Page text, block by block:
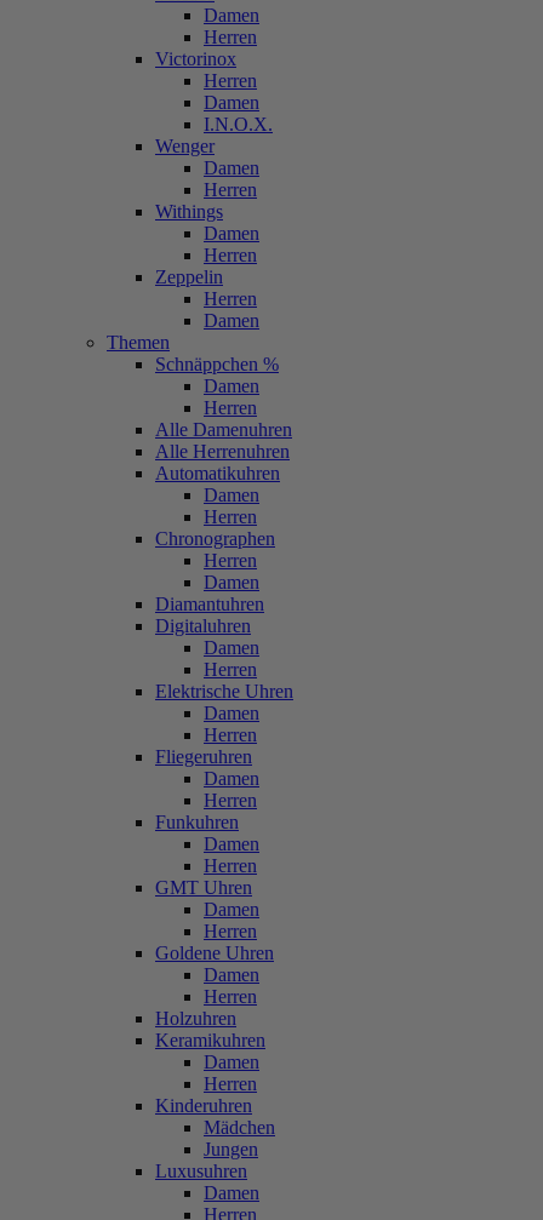
Damen
Herren
Victorinox
Herren
Damen
I.N.O.X.
Wenger
Damen
Herren
Withings
Damen
Herren
Zeppelin
Herren
Damen
Themen
Schnäppchen %
Damen
Herren
Alle Damenuhren
Alle Herrenuhren
Automatikuhren
Damen
Herren
Chronographen
Herren
Damen
Diamantuhren
Digitaluhren
Damen
Herren
Elektrische Uhren
Damen
Herren
Fliegeruhren
Damen
Herren
Funkuhren
Damen
Herren
GMT Uhren
Damen
Herren
Goldene Uhren
Damen
Herren
Holzuhren
Keramikuhren
Damen
Herren
Kinderuhren
Mädchen
Jungen
Luxusuhren
Damen
Herren